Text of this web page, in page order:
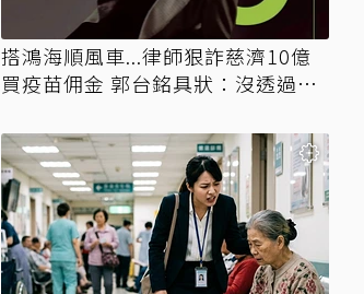
搭鴻海順風車...律師狠詐慈濟10億
買疫苗佣金 郭台銘具狀：沒透過仲